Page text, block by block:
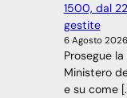
1500, dal
gestite
6 Agosto 2026
Prosegue
Ministero
e su come